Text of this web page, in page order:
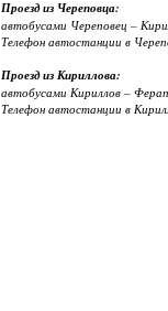
Проезд из Череповца:
автобусами Череповец –
Телефон автостанции в
Проезд из Кириллова:
автобусами Кириллов –
Телефон автостанции в